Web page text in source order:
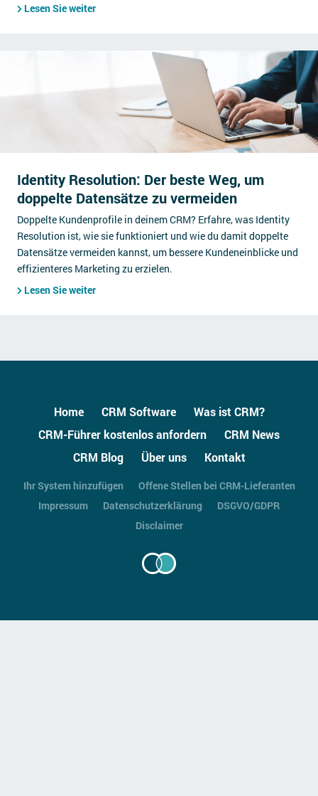
Lesen Sie weiter
Identity Resolution: Der beste Weg, um
doppelte Datensätze zu vermeiden
Doppelte Kundenprofile in deinem CRM? Erfahre, was Identity
Resolution ist, wie sie funktioniert und wie du damit doppelte
Datensätze vermeiden kannst, um bessere Kundeneinblicke und
effizienteres Marketing zu erzielen.
Lesen Sie weiter
Home CRM Software
Was ist CRM?
CRM-Führer kostenlos anfordern
CRM News
CRM Blog
Über uns Kontakt
Ihr System hinzufügen
Offene Stellen bei CRM-Lieferanten
Impressum
Datenschutzerklärung
DSGVO/GDPR
Disclaimer